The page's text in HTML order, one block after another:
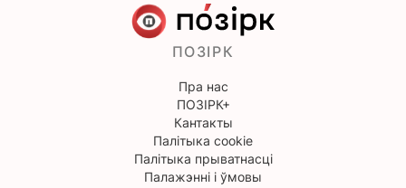
ПОЗІРК
Пра нас
ПОЗІРК+
Кантакты
Палітыка cookie
Палітыка прыватнасці
Палажэнні і ўмовы